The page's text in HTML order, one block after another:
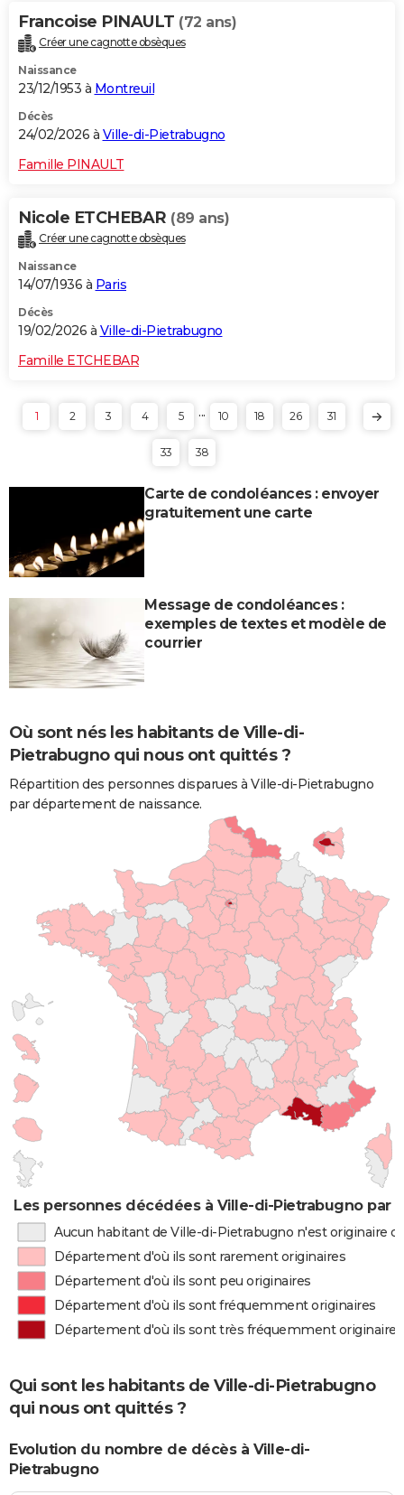
Francoise PINAULT (72 ans)
Créer une cagnotte obsèques
Naissance
23/12/1953 à Montreuil
Décès
24/02/2026 à Ville-di-Pietrabugno
Famille PINAULT
Nicole ETCHEBAR (89 ans)
Créer une cagnotte obsèques
Naissance
14/07/1936 à Paris
Décès
19/02/2026 à Ville-di-Pietrabugno
Famille ETCHEBAR
1 2 3 4 5 ... 10 18 26 31
33 38
Carte de condoléances : envoyer
gratuitement une carte
Message de condoléances :
exemples de textes et modèle de
courrier
Où sont nés les habitants de Ville-di-
Pietrabugno qui nous ont quittés ?
Répartition des personnes disparues à Ville-di-Pietrabugno
par département de naissance.
Les personnes décédées à Ville-di-Pietrabugno par
Aucun habitant de Ville-di-Pietrabugno n'est originaire
Département d'où ils sont rarement originaires
Département d'où ils sont peu originaires
Département d'où ils sont fréquemment originaires
Département d'où ils sont très fréquemment originaires
Qui sont les habitants de Ville-di-Pietrabugno
qui nous ont quittés ?
Evolution du nombre de décès à Ville-di-
Pietrabugno